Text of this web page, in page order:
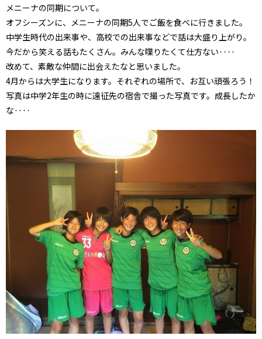
メニーナの同期について。
オフシーズンに、メニーナの同期5人でご飯を食べに行きました。
中学生時代の出来事や、高校での出来事などで話は大盛り上がり。
今だから笑える話もたくさん。みんな喋りたくて仕方ない‥‥
改めて、素敵な仲間に出会えたなと思いました。
4月からは大学生になります。それぞれの場所で、お互い頑張ろう！
写真は中学2年生の時に遠征先の宿舎で撮った写真です。成長したか
な‥‥